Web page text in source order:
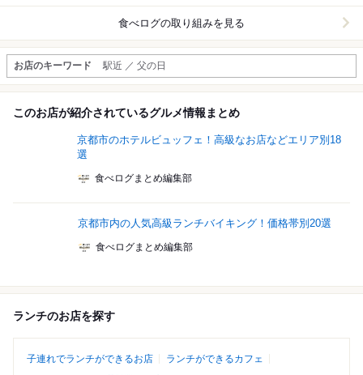
食べログの取り組みを見る
お店のキーワード 駅近 ／ 父の日
このお店が紹介されているグルメ情報まとめ
京都市のホテルビュッフェ！高級なお店などエリア別18
選
食べログまとめ編集部
京都市内の人気高級ランチバイキング！価格帯別20選
食べログまとめ編集部
ランチのお店を探す
子連れでランチができるお店
ランチができるカフェ